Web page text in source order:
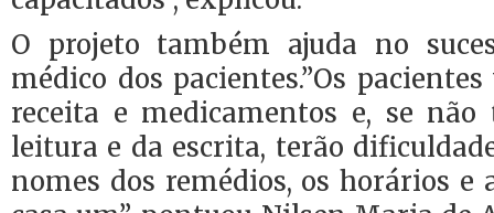
O projeto também ajuda no
médico dos pacientes.”Os
receita e medicamentos e, se
leitura e da escrita, terão
nomes dos remédios, os horários e